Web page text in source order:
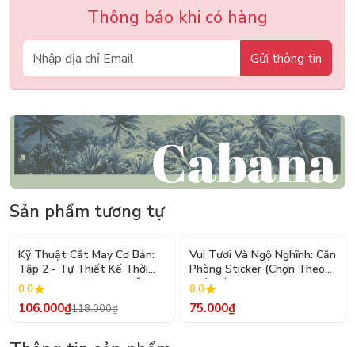
Thông báo khi có hàng
Gửi thông tin
Sản phẩm tương tự
- 10%
Kỹ Thuật Cắt May Cơ Bản:
Tập 2 - Tự Thiết Kế Thời
Trang Nam Nữ - Tạo Mẫu
Rập - Kỹ Thuật Nhảy Size
0.0
106.000₫118.000₫
Vui Tươi Và Ngộ Nghĩnh: Căn
Phòng Sticker (Chọn Theo
Chủ Đề) - Hơn 250 Sticker
0.0
75.000₫